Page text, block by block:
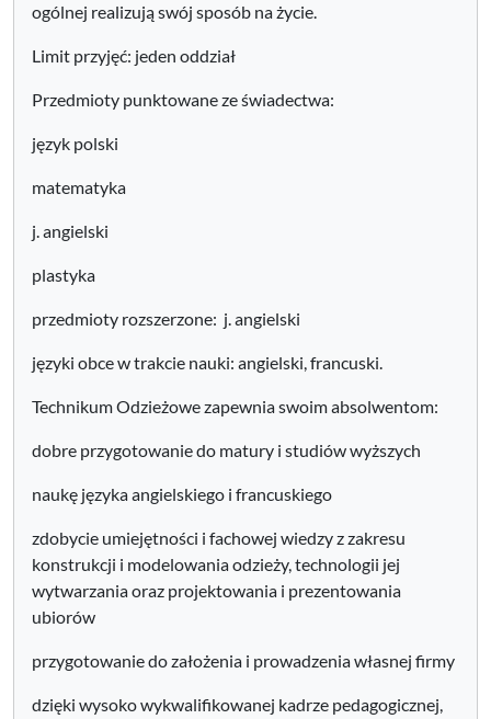
ogólnej realizują swój sposób na życie.
Limit przyjęć: jeden oddział
Przedmioty punktowane ze świadectwa:
język polski
matematyka
j. angielski
plastyka
przedmioty rozszerzone: j. angielski
języki obce w trakcie nauki: angielski, francuski.
Technikum Odzieżowe zapewnia swoim absolwentom:
dobre przygotowanie do matury i studiów wyższych
naukę języka angielskiego i francuskiego
zdobycie umiejętności i fachowej wiedzy z zakresu
konstrukcji i modelowania odzieży, technologii jej
wytwarzania oraz projektowania i prezentowania
ubiorów
przygotowanie do założenia i prowadzenia własnej firmy
dzięki wysoko wykwalifikowanej kadrze pedagogicznej,